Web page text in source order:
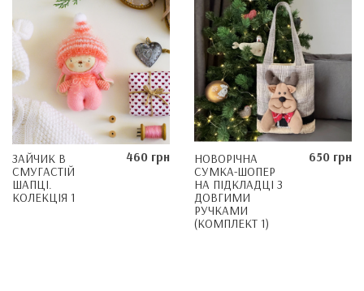
ЗАЙЧИК В
СМУГАСТІЙ
ШАПЦІ.
КОЛЕКЦІЯ 1
460 грн
НОВОРІЧНА
СУМКА-ШОПЕР
НА ПІДКЛАДЦІ З
ДОВГИМИ
РУЧКАМИ
(КОМПЛЕКТ 1)
650 грн